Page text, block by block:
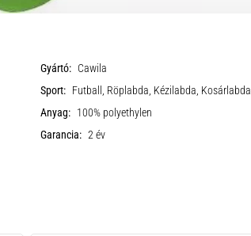
Gyártó: Cawila
Sport: Futball, Röplabda, Kézilabda, Kosárlabda
Anyag: 100% polyethylen
Garancia: 2 év